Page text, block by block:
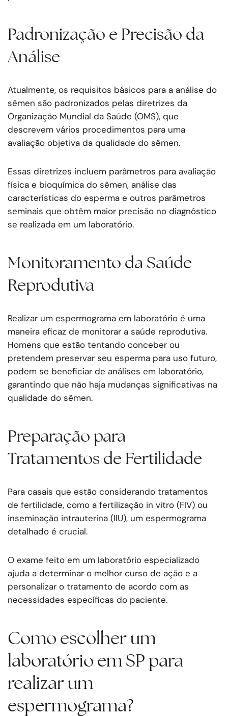
Padronização e Precisão da
Análise
Atualmente, os requisitos básicos para a análise do
sêmen são padronizados pelas diretrizes da
Organização Mundial da Saúde (OMS), que
descrevem vários procedimentos para uma
avaliação objetiva da qualidade do sêmen.
Essas diretrizes incluem parâmetros para avaliação
física e bioquímica do sêmen, análise das
características do esperma e outros parâmetros
seminais que obtêm maior precisão no diagnóstico
se realizada em um laboratório.
Monitoramento da Saúde
Reprodutiva
Realizar um espermograma em laboratório é uma
maneira eficaz de monitorar a saúde reprodutiva.
Homens que estão tentando conceber ou
pretendem preservar seu esperma para uso futuro,
podem se beneficiar de análises em laboratório,
garantindo que não haja mudanças significativas na
qualidade do sêmen.
Preparação para
Tratamentos de Fertilidade
Para casais que estão considerando tratamentos
de fertilidade, como a fertilização in vitro (FIV) ou
inseminação intrauterina (IIU), um espermograma
detalhado é crucial.
O exame feito em um laboratório especializado
ajuda a determinar o melhor curso de ação e a
personalizar o tratamento de acordo com as
necessidades específicas do paciente.
Como escolher um
laboratório em SP para
realizar um
espermograma?